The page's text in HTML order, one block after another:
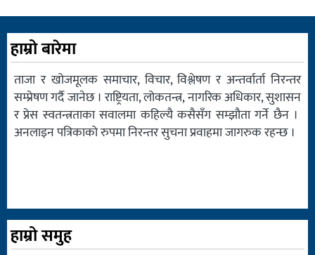
हाम्रो बारेमा
ताजा र खोजमूलक समाचार, विचार, विश्लेषण र अन्तर्वार्ता निरन्तर
सम्प्रेषण गर्दै जानेछ । राष्ट्रियता, लोकतन्त्र, नागरिक अधिकार, सुशासन
र प्रेस स्वतन्त्रताका सवालमा कहिल्यै कसैसँग सम्झौता गर्ने छैन ।
अनलाइन पत्रिकाको रुपमा निरन्तर सुचना प्रवाहमा जागरुक रहन्छ ।
हाम्रो समुह